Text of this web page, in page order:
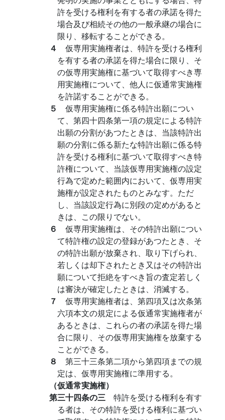
許を受ける権利を有する者の承諾を得た
場合及び相続その他の一般承継の場合に
限り、移転することができる。
４ 仮専用実施権者は、特許を受ける権利
を有する者の承諾を得た場合に限り、そ
の仮専用実施権に基づいて取得すべき専
用実施権について、他人に仮通常実施権
を許諾することができる。
５ 仮専用実施権に係る特許出願につい
て、第四十四条第一項の規定による特許
出願の分割があつたときは、当該特許出
願の分割に係る新たな特許出願に係る特
許を受ける権利に基づいて取得すべき特
許権について、当該仮専用実施権の設定
行為で定めた範囲内において、仮専用実
施権が設定されたものとみなす。ただ
し、当該設定行為に別段の定めがあると
きは、この限りでない。
６ 仮専用実施権は、その特許出願につい
て特許権の設定の登録があつたとき、そ
の特許出願が放棄され、取り下げられ、
若しくは却下されたとき又はその特許出
願について拒絶をすべき旨の査定若しく
は審決が確定したときは、消滅する。
７ 仮専用実施権者は、第四項又は次条第
六項本文の規定による仮通常実施権者が
あるときは、これらの者の承諾を得た場
合に限り、その仮専用実施権を放棄する
ことができる。
８ 第三十三条第二項から第四項までの規
定は、仮専用実施権に準用する。
（仮通常実施権）
第三十四条の三 特許を受ける権利を有す
る者は、その特許を受ける権利に基づい